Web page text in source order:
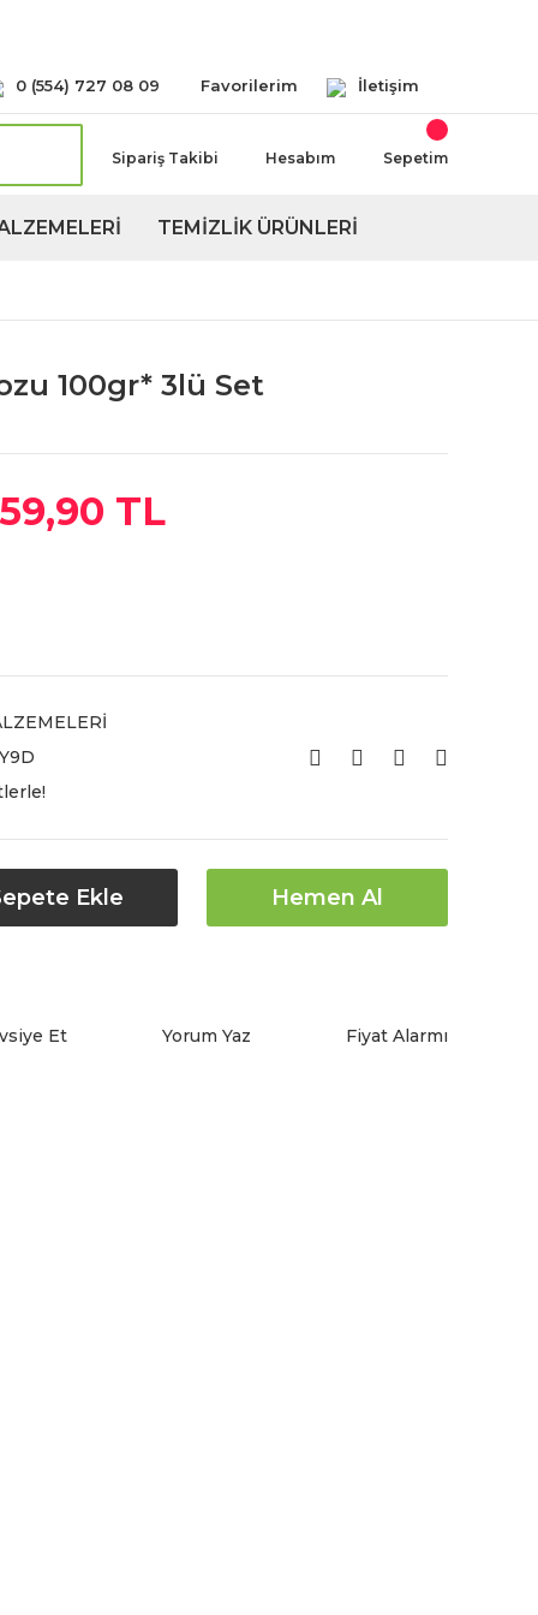
0 (554) 727 08 09 Favorilerim İletişim
Sipariş Takibi Hesabım Sepetim
TEMİZLİK ÜRÜNLERİ
100gr* 3lü Set
TL
Ekle Hemen Al
Et Yorum Yaz Fiyat Alarmı